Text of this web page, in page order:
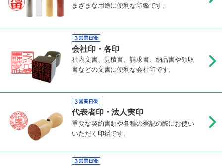
まざまな用途に便利な印鑑です。
会社印・各印
社内文書、見積書、請求書、納品書や領収
書などの文書に便利な会社印です。
代表者印・法人実印
重要な契約書類や各種の登記の際にお使い
いただく印鑑です。